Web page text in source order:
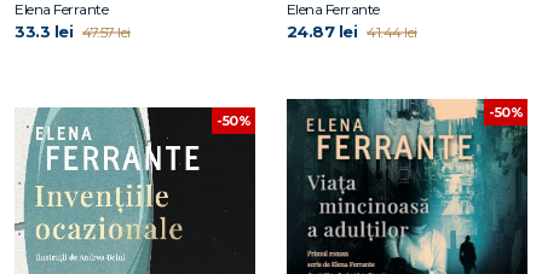
Elena Ferrante
33.3 lei 47.57 lei
Elena Ferrante
24.87 lei 41.44 lei
-50%
-50%